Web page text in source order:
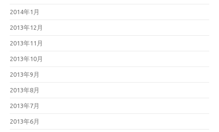
2014年1月
2013年12月
2013年11月
2013年10月
2013年9月
2013年8月
2013年7月
2013年6月